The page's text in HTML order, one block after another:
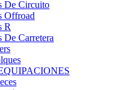
R
Carretera